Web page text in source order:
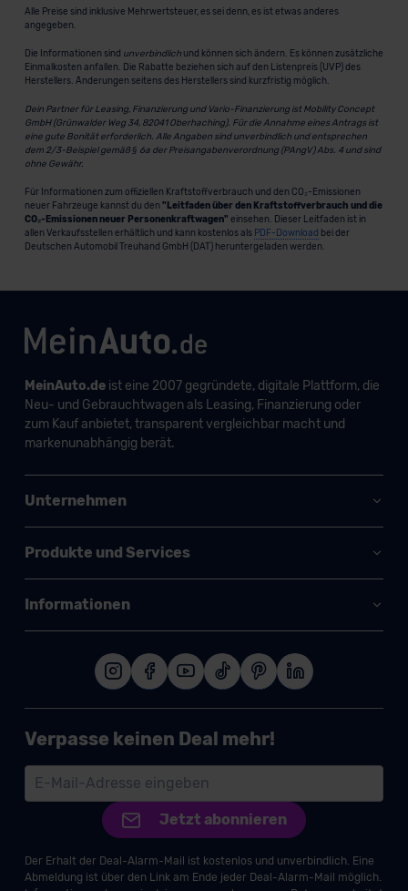
Alle Preise sind inklusive Mehrwertsteuer, es sei denn, es ist etwas anderes
angegeben.
Die Informationen sind unverbindlichund können sich ändern. Es können zusätzliche
Einmalkosten anfallen. Die Rabatte beziehen sich auf den Listenpreis (UVP) des
Herstellers. Änderungen seitens des Herstellers sind kurzfristig möglich.
Dein Partner für Leasing, Finanzierung und Vario-Finanzierung ist Mobility Concept
GmbH (Grünwalder Weg 34, 82041 Oberhaching). Für die Annahme eines Antrags ist
eine gute Bonität erforderlich. Alle Angaben sind unverbindlich und entsprechen
dem 2/3-Beispiel gemäß § 6a der Preisangabenverordnung (PAngV) Abs. 4 und sind
ohne Gewähr.
Für Informationen zum offiziellen Kraftstoffverbrauch und den CO₂-Emissionen
neuer Fahrzeuge kannst du den "Leitfaden über den Kraftstoffverbrauch und die
CO₂-Emissionen neuer Personenkraftwagen" einsehen. Dieser Leitfaden ist in
allen Verkaufsstellen erhältlich und kann kostenlos als PDF-Download bei der
Deutschen Automobil Treuhand GmbH (DAT) heruntergeladen werden.
MeinAuto.deist eine 2007 gegründete, digitale Plattform, die
Neu- und Gebrauchtwagen als Leasing, Finanzierung oder
zum Kauf anbietet, transparent vergleichbar macht und
markenunabhängig berät.
Unternehmen
Produkte und Services
Informationen
Verpasse keinen Deal mehr!
Jetzt abonnieren
Der Erhalt der Deal-Alarm-Mail ist kostenlos und unverbindlich. Eine
Abmeldung ist über den Link am Ende jeder Deal-Alarm-Mail möglich.